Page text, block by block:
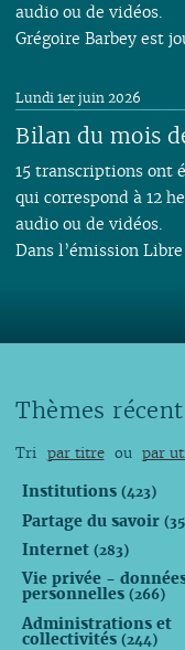
audio ou de vidéos.
Grégoire Barbey est
Bilan du mois
Lundi 1er juin 2026
15 transcriptions ont
qui correspond à 12
audio ou de vidéos.
Dans l’émission
Thèmes
Tri par titre ou par
Institutions (423)
Partage du savoir
Internet (283)
Vie privée -
personnelles (266)
Administrations et
collectivités (244)